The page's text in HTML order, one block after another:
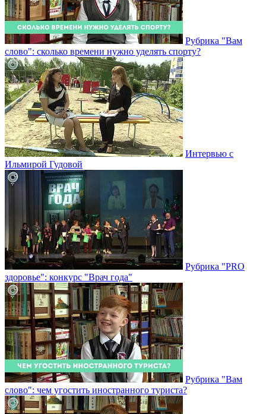
Рубрика "Вам
слово": сколько времени нужно уделять спорту?
Интервью с
Ильмирой Гудовой
Рубрика "PRO
здоровье": конкурс "Врач года"
Рубрика "Вам
слово": чем угостить иностранного туриста?